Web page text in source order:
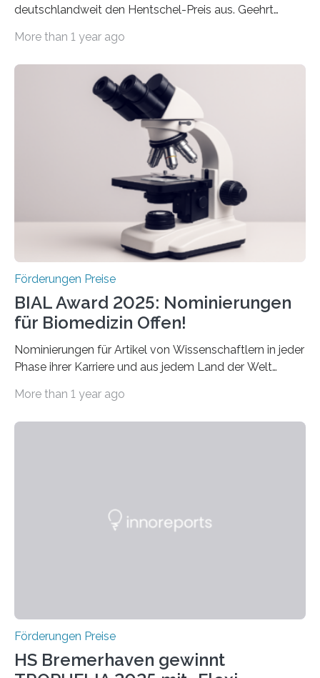
deutschlandweit den Hentschel-Preis aus. Geehrt
hochrangige wissenschaftliche Publikation zum Thema
Schlaganfall“ mit Sitz in Würzburg fördert die
Schlaganfallforschung, um die Behandlung der
Betroffenen zu verbessern. Dazu schreibt sie auch in
diesem Jahr wieder deutschlandweit den Hentschel-
Preis aus. Er richtet sich gezielt an jüngere
Forscherinnen und Forscher unter 40 Jahren. Geehrt
werden soll eine herausragende Doktorarbeit oder eine
hochrangige wissenschaftliche Publikation zum Thema
More than 1 year ago
Förderungen Preise
BIAL Award 2025: Nominierungen
für Biomedizin Offen!
Nominierungen für Artikel von Wissenschaftlern in jeder
Phase ihrer Karriere und aus jedem Land der Welt
Leben gerufen, um die bemerkenswertesten
Foundation, des BIAL Award in Biomedicine ist in
More than 1 year ago
Förderungen Preise
HS Bremerhaven gewinnt